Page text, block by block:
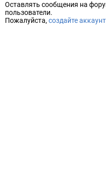
Оставлять сообщения на
пользователи.
Пожалуйста, создайте аккаунт